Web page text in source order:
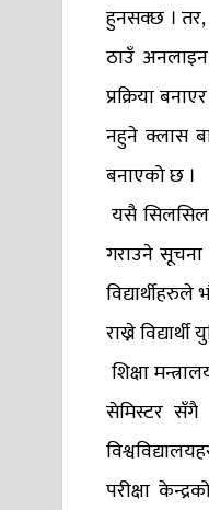
हुनसक्छ । तर,
ठाउँ
प्रक्रिया
नहुने क्लास
बनाएको छ ।
यसै
गराउने
राख्ने
शिक्षा
सेमिस्टर सँगै
परीक्षा